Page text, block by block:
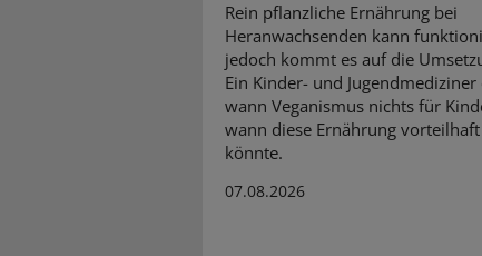
Rein pflanzliche Ernährung bei
Heranwachsenden kann
jedoch kommt es auf die
Ein Kinder- und
wann Veganismus nichts für
wann diese Ernährung vorteilhaft
könnte.
07.08.2026